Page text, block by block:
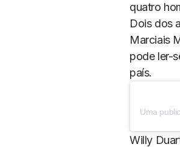
quatro
Dois dos
Marciais
pode ler-
país.
Uma
Willy